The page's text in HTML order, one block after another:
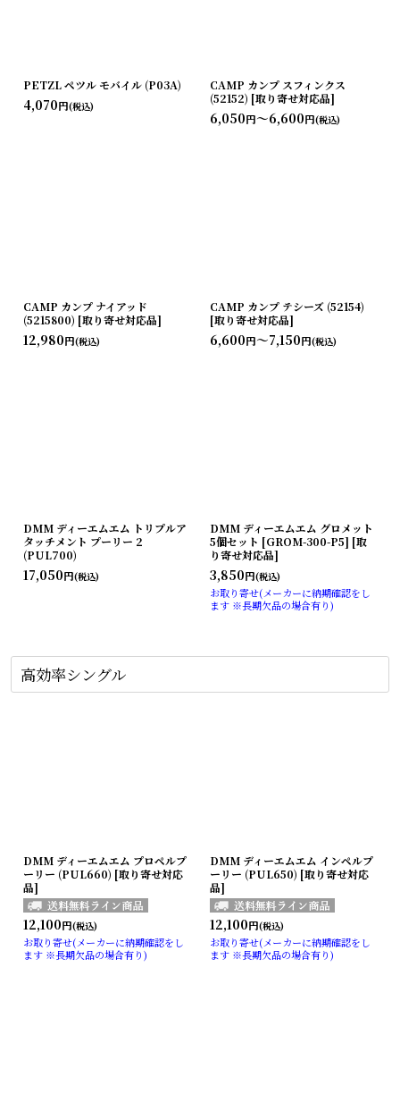
PETZL ペツル モバイル (P03A)
4,070円(税込)
CAMP カンプ スフィンクス
(52152) [取り寄せ対応品]
6,050円～6,600円(税込)
CAMP カンプ ナイアッド
(5215800) [取り寄せ対応品]
12,980円(税込)
CAMP カンプ テシーズ (52154)
[取り寄せ対応品]
6,600円～7,150円(税込)
DMM ディーエムエム トリプルア
タッチメント プーリー 2
(PUL700)
17,050円(税込)
DMM ディーエムエム グロメット
5個セット [GROM-300-P5] [取
り寄せ対応品]
3,850円(税込)
お取り寄せ(メーカーに納期確認をし
ます ※長期欠品の場合有り)
高効率シングル
DMM ディーエムエム プロペルプ
ーリー (PUL660) [取り寄せ対応
品]
12,100円(税込)
お取り寄せ(メーカーに納期確認をし
ます ※長期欠品の場合有り)
DMM ディーエムエム インペルプ
ーリー (PUL650) [取り寄せ対応
品]
12,100円(税込)
お取り寄せ(メーカーに納期確認をし
ます ※長期欠品の場合有り)